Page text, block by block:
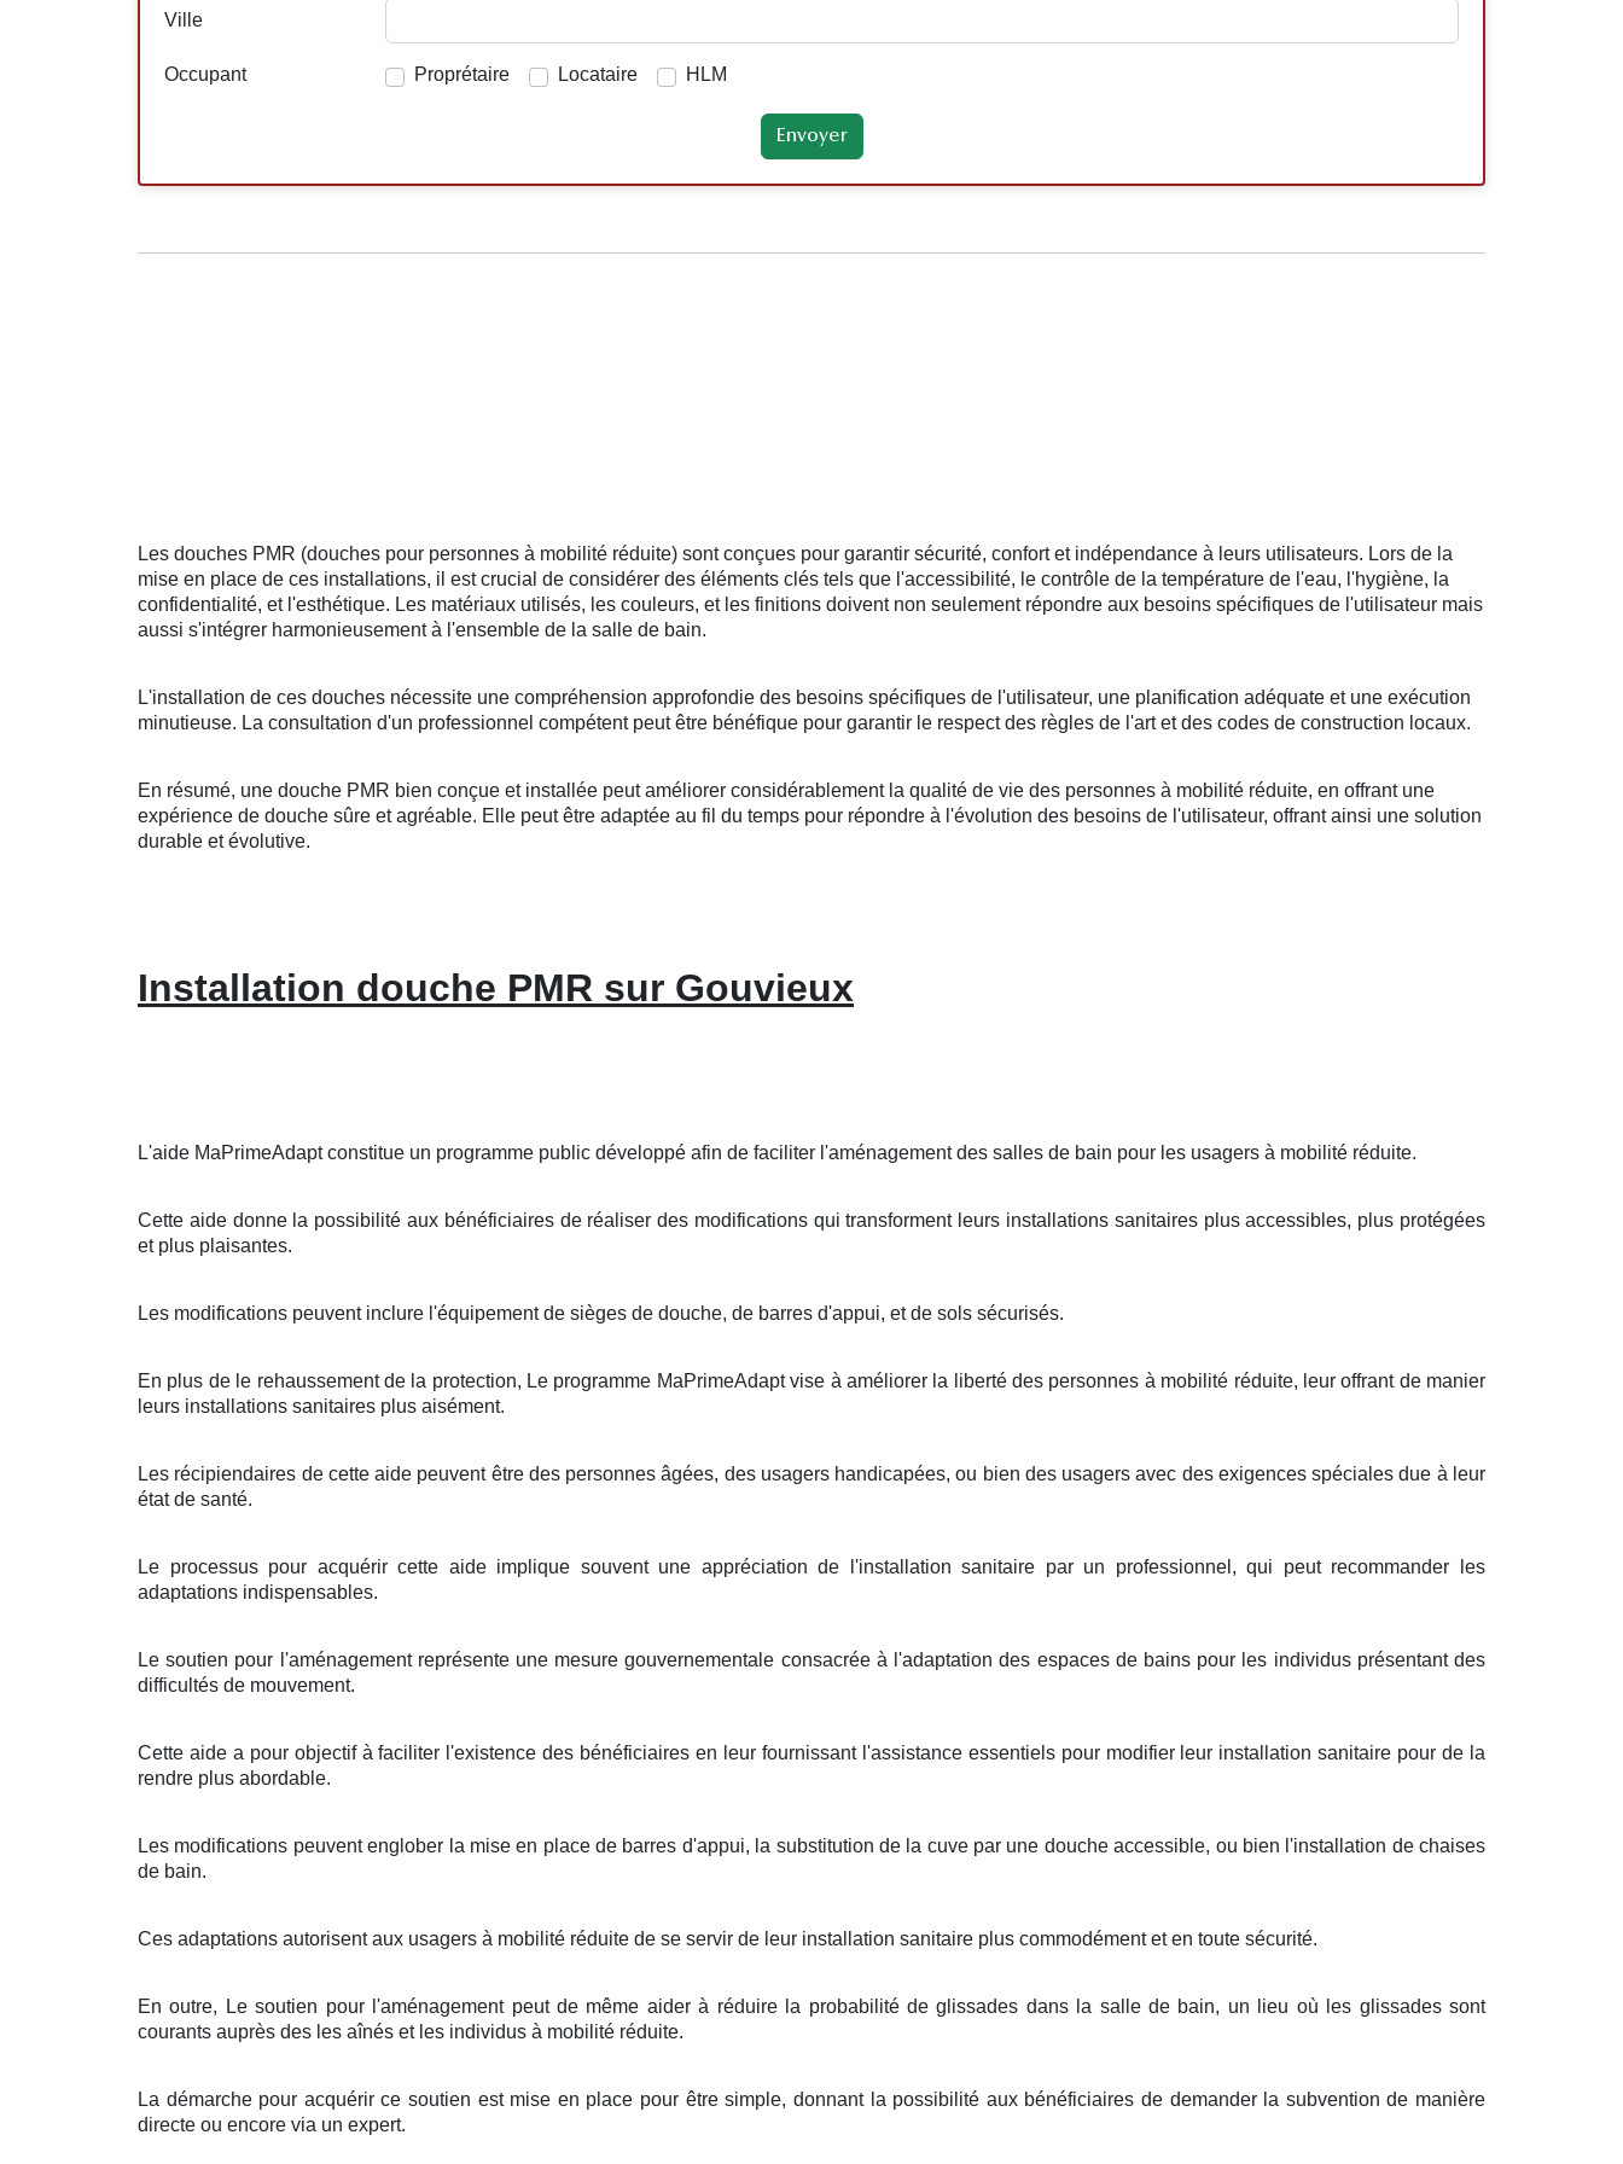
Ville
Occupant Proprétaire Locataire HLM
Les douches PMR (douches pour personnes à mobilité réduite) sont conçues pour garantir sécurité, confort et indépendance à leurs utilisateurs. Lors de la
mise en place de ces installations, il est crucial de considérer des éléments clés tels que l'accessibilité, le contrôle de la température de l'eau, l'hygiène, la
confidentialité, et l'esthétique. Les matériaux utilisés, les couleurs, et les finitions doivent non seulement répondre aux besoins spécifiques de l'utilisateur mais
aussi s'intégrer harmonieusement à l'ensemble de la salle de bain.
L'installation de ces douches nécessite une compréhension approfondie des besoins spécifiques de l'utilisateur, une planification adéquate et une exécution
minutieuse. La consultation d'un professionnel compétent peut être bénéfique pour garantir le respect des règles de l'art et des codes de construction locaux.
En résumé, une douche PMR bien conçue et installée peut améliorer considérablement la qualité de vie des personnes à mobilité réduite, en offrant une
expérience de douche sûre et agréable. Elle peut être adaptée au fil du temps pour répondre à l'évolution des besoins de l'utilisateur, offrant ainsi une solution
durable et évolutive.
Installation douche PMR sur Gouvieux
L'aide MaPrimeAdapt constitue un programme public développé afin de faciliter l'aménagement des salles de bain pour les usagers à mobilité réduite.
Cette aide donne la possibilité aux bénéficiaires de réaliser des modifications qui transforment leurs installations sanitaires plus accessibles, plus protégées
et plus plaisantes.
Les modifications peuvent inclure l'équipement de sièges de douche, de barres d'appui, et de sols sécurisés.
En plus de le rehaussement de la protection, Le programme MaPrimeAdapt vise à améliorer la liberté des personnes à mobilité réduite, leur offrant de manier
leurs installations sanitaires plus aisément.
Les récipiendaires de cette aide peuvent être des personnes âgées, des usagers handicapées, ou bien des usagers avec des exigences spéciales due à leur
état de santé.
Le processus pour acquérir cette aide implique souvent une appréciation de l'installation sanitaire par un professionnel, qui peut recommander les
adaptations indispensables.
Le soutien pour l'aménagement représente une mesure gouvernementale consacrée à l'adaptation des espaces de bains pour les individus présentant des
difficultés de mouvement.
Cette aide a pour objectif à faciliter l'existence des bénéficiaires en leur fournissant l'assistance essentiels pour modifier leur installation sanitaire pour de la
rendre plus abordable.
Les modifications peuvent englober la mise en place de barres d'appui, la substitution de la cuve par une douche accessible, ou bien l'installation de chaises
de bain.
Ces adaptations autorisent aux usagers à mobilité réduite de se servir de leur installation sanitaire plus commodément et en toute sécurité.
En outre, Le soutien pour l'aménagement peut de même aider à réduire la probabilité de glissades dans la salle de bain, un lieu où les glissades sont
courants auprès des les aînés et les individus à mobilité réduite.
La démarche pour acquérir ce soutien est mise en place pour être simple, donnant la possibilité aux bénéficiaires de demander la subvention de manière
directe ou encore via un expert.